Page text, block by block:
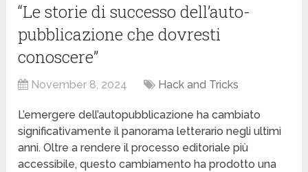
“Le storie di successo dell’auto-
pubblicazione che dovresti
conoscere”
November 8, 2024 Hack and Tricks
L’emergere dell’autopubblicazione ha cambiato
significativamente il panorama letterario negli ultimi
anni. Oltre a rendere il processo editoriale più
accessibile, questo cambiamento ha prodotto una